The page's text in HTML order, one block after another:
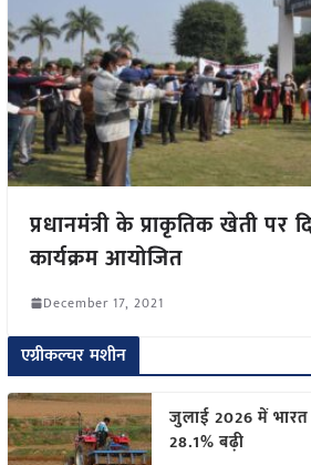
प्रधानमंत्री के प्राकृतिक खेती पर
कार्यक्रम आयोजित
December 17, 2021
एग्रीकल्चर मशीन
जुलाई 2026 में भारत
28.1% बढ़ी